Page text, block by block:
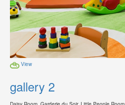
View
gallery 2